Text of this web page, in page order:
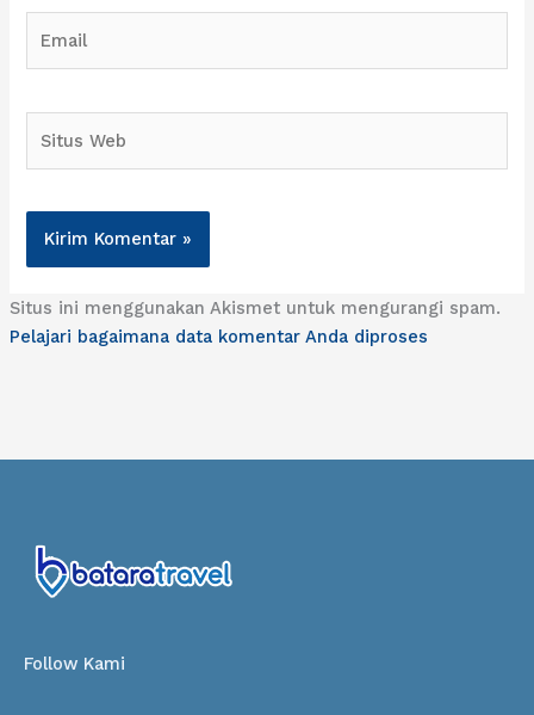
Web
Situs ini menggunakan Akismet untuk mengurangi spam.
Pelajari bagaimana data komentar Anda diproses
Follow Kami